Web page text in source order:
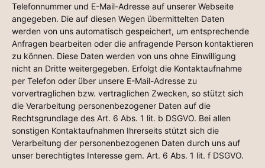
Telefonnummer und E-Mail-Adresse auf unserer Webseite
angegeben. Die auf diesen Wegen übermittelten Daten
werden von uns automatisch gespeichert, um entsprechende
Anfragen bearbeiten oder die anfragende Person kontaktieren
zu können. Diese Daten werden von uns ohne Einwilligung
nicht an Dritte weitergegeben. Erfolgt die Kontaktaufnahme
per Telefon oder über unsere E-Mail-Adresse zu
vorvertraglichen bzw. vertraglichen Zwecken, so stützt sich
die Verarbeitung personenbezogener Daten auf die
Rechtsgrundlage des Art. 6 Abs. 1 lit. b DSGVO. Bei allen
sonstigen Kontaktaufnahmen Ihrerseits stützt sich die
Verarbeitung der personenbezogenen Daten durch uns auf
unser berechtigtes Interesse gem. Art. 6 Abs. 1 lit. f DSGVO.